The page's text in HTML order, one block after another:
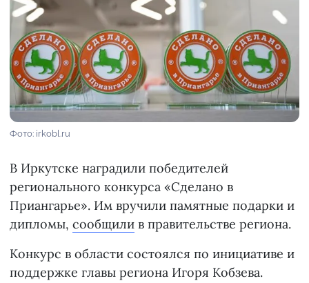
Фото: irkobl.ru
В Иркутске наградили победителей
регионального конкурса «Сделано в
Приангарье». Им вручили памятные подарки и
дипломы, сообщили в правительстве региона.
Конкурс в области состоялся по инициативе и
поддержке главы региона Игоря Кобзева.